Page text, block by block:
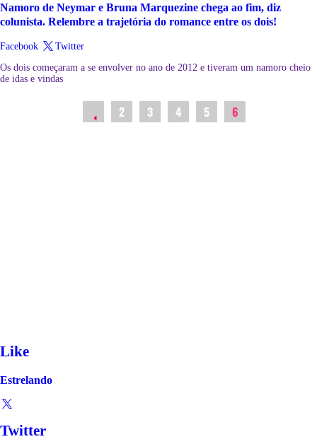
Namoro de Neymar e Bruna Marquezine chega ao fim, diz
colunista. Relembre a trajetória do romance entre os dois!
Facebook
Twitter
Os dois começaram a se envolver no ano de 2012 e tiveram um namoro cheio
de idas e vindas
2 3 4 5 6
Like
Estrelando
Twitter